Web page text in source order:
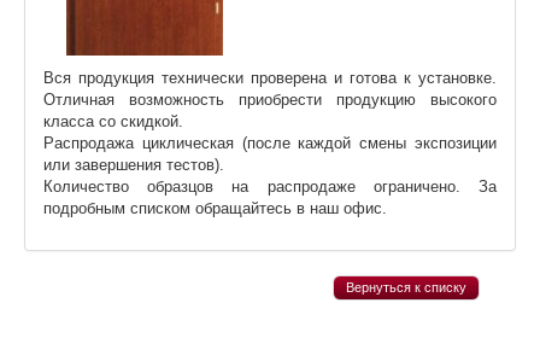
Вся продукция технически проверена и готова к установке.
Отличная возможность приобрести продукцию высокого
класса со скидкой.
Распродажа циклическая (после каждой смены экспозиции
или завершения тестов).
Количество образцов на распродаже ограничено. За
подробным списком обращайтесь в наш офис.
Вернуться к списку